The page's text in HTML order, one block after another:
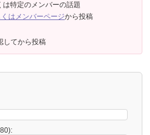
は特定のメンバーの話題
はメンバーページから投稿
してから投稿